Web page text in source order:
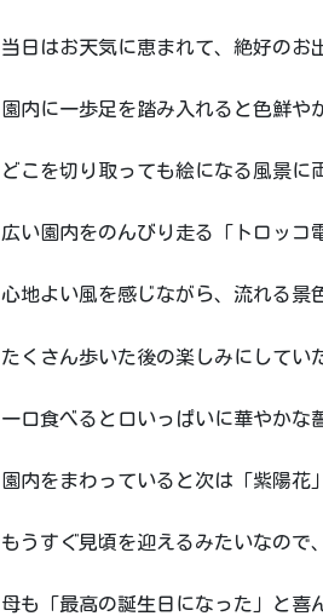
当日はお天気に恵まれて、絶好のお
園内に一歩足を踏み入れると色鮮や
どこを切り取っても絵になる風景に
広い園内をのんびり走る「トロッコ
心地よい風を感じながら、流れる景
たくさん歩いた後の楽しみにしてい
一口食べると口いっぱいに華やかな
園内をまわっていると次は「紫陽花
もうすぐ見頃を迎えるみたいなので
母も「最高の誕生日になった」と